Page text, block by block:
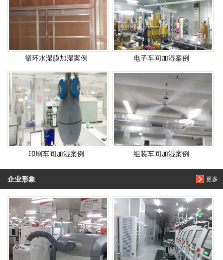
循环水湿膜加湿案例 电子车间加湿案例
印刷车间加湿案例 组装车间加湿案例
更多
企业形象